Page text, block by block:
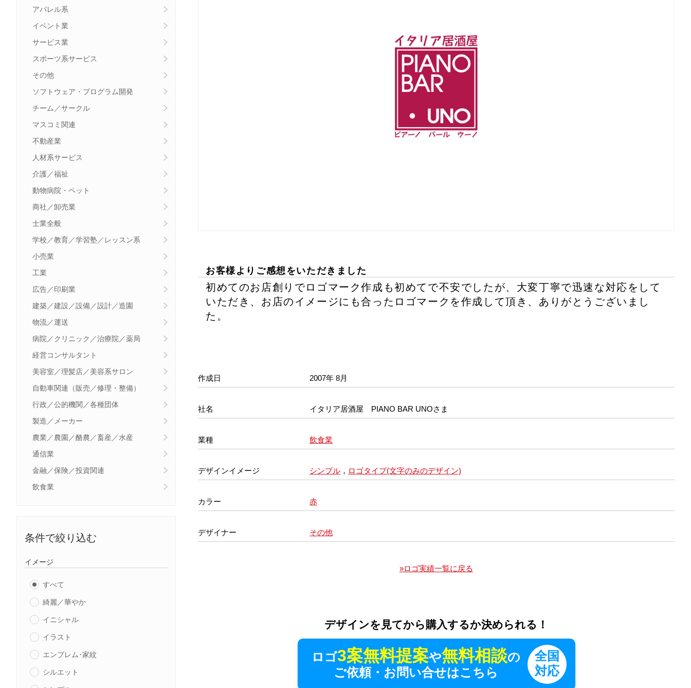
アパレル系
イベント業
サービス業
スポーツ系サービス
その他
ソフトウェア・プログラム開発
チーム／サークル
マスコミ関連
不動産業
人材系サービス
介護／福祉
動物病院・ペット
商社／卸売業
士業全般
学校／教育／学習塾／レッスン系
小売業
工業
広告／印刷業
建築／建設／設備／設計／造園
物流／運送
病院／クリニック／治療院／薬局
経営コンサルタント
美容室／理髪店／美容系サロン
自動車関連（販売／修理・整備）
行政／公的機関／各種団体
製造／メーカー
農業／農園／酪農／畜産／水産
通信業
金融／保険／投資関連
飲食業
条件で絞り込む
イメージ
すべて
綺麗／華やか
イニシャル
イラスト
エンブレム･家紋
シルエット
お客様よりご感想をいただきました
初めてのお店創りでロゴマーク作成も初めてで不安でしたが、大変丁寧で迅速な対応をして
いただき、お店のイメージにも合ったロゴマークを作成して頂き、ありがとうございまし
た。
作成日 2007年 8月
社名 イタリア居酒屋 PIANO BAR UNOさま
業種 飲食業
デザインイメージ シンプル ， ロゴタイプ(文字のみのデザイン)
カラー 赤
デザイナー その他
»ロゴ実績一覧に戻る
デザインを見てから購入するか決められる！
ロゴ3案無料提案や無料相談の
ご依頼・お問い合せはこちら
全国
対応